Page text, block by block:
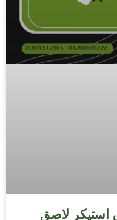
استيكر لاصق